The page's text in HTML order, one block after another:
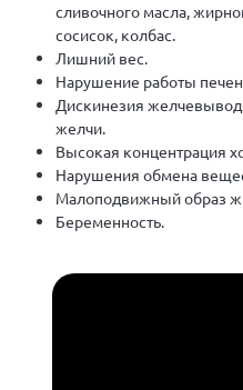
сливочного масла,
сосисок, колбас.
Лишний вес.
Нарушение работы
Дискинезия
желчи.
Высокая концентрация
Нарушения обмена
Малоподвижный образ
Беременность.